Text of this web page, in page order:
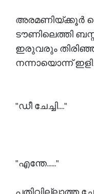
അരമണിയ്ക്കൂർ
ടൗണിലെത്തി
ഇരുവരും
നന്നായൊന്ന്
"ഡീ ചേച്ചി...."
"എന്തേ......"